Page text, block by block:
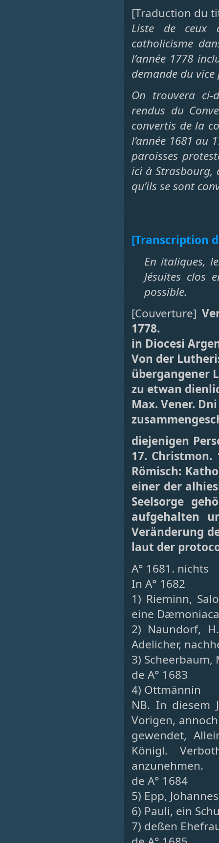
[Traduction du
Liste de ceux
catholicisme
l’année 1778
demande du
On trouvera ci-
rendus du
convertis de la
l’année 1681 au
paroisses
ici à Strasbourg,
qu’ils se sont
[Transcription
En italiques,
Jésuites clos
possible.
[Couverture]
1778.
in Diocesi
Von der
übergangener
zu etwan
Max. Vener.
diejenigen
17. Christmon.
Römisch:
einer der
Seelsorge
aufgehalten
Veränderung
laut der
A° 1681. nichts
In A° 1682
1) Rieminn,
eine
2) Naundorf,
Adelicher,
3) Scheerbaum,
de A° 1683
4) Ottmännin
NB. In diesem
Vorigen,
gewendet,
Königl.
anzunehmen.
de A° 1684
5) Epp,
6) Pauli, ein
7) deßen